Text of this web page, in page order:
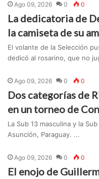
Ago 09, 2026 0 0
La dedicatoria de
la camiseta de su
El volante de la Selección
dedicó al rosarino, que no
Ago 09, 2026 0 0
Dos categorías de
en un torneo de
La Sub 13 masculina y la
Asunción, Paraguay. ...
Ago 09, 2026 0 0
El enojo de